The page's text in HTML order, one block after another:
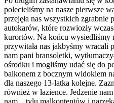
polecieliśmy na nasze pierwsze
przejęła nas wszystkich zgrabnie
autokarów, które rozwiozły
kurortów. Na końcu wysiedliśmy
przywitała nas jakbyśmy wracali
nam pani bransoletki,
ośrodku i mogliśmy udać się do
balkonem z bocznym widokiem
dla naszego 13-latka kolejne.
również w łazience. Jedzenie